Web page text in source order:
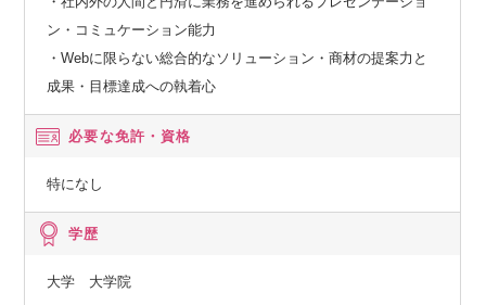
ン・コミュケーション能力
・Webに限らない総合的なソリューション・商材の提案力と
成果・目標達成への執着心
必要な免許・資格
特になし
学歴
大学 大学院